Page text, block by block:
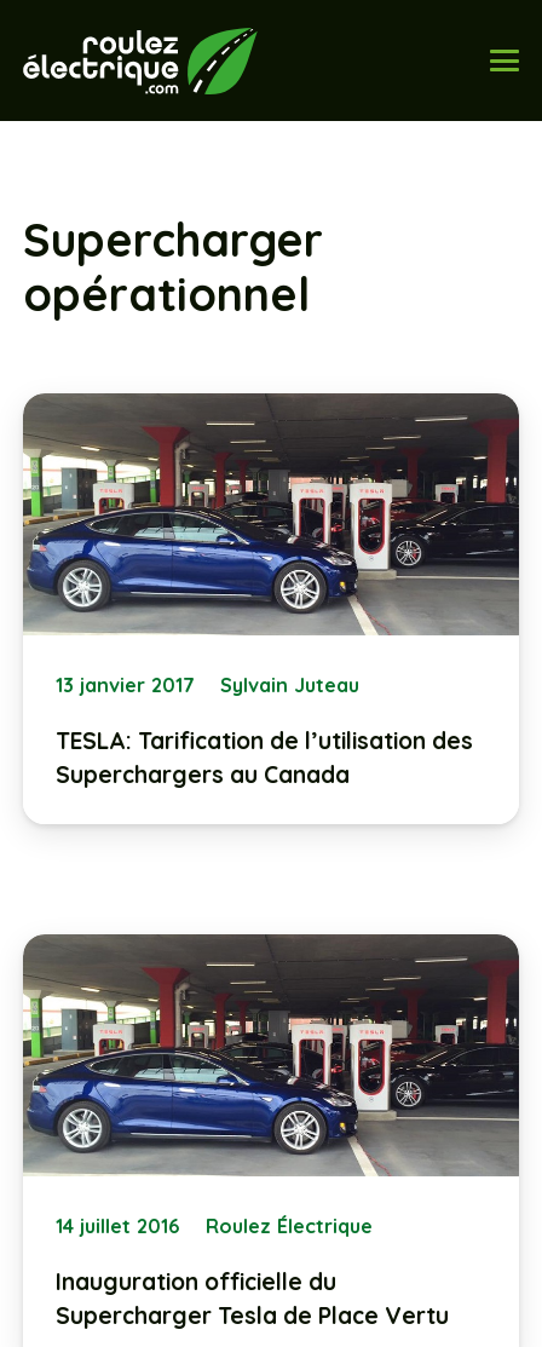
Supercharger
opérationnel
13 janvier 2017 Sylvain Juteau
TESLA: Tarification de l’utilisation des
Superchargers au Canada
14 juillet 2016 Roulez Électrique
Inauguration officielle du
Supercharger Tesla de Place Vertu